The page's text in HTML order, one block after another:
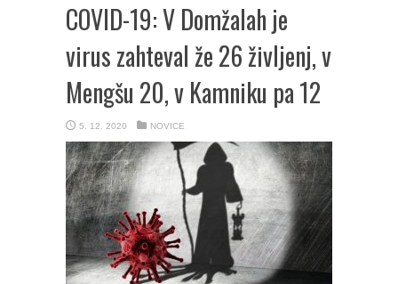
COVID-19: V Domžalah je
virus zahteval že 26 življenj, v
Mengšu 20, v Kamniku pa 12
5. 12. 2020 NOVICE